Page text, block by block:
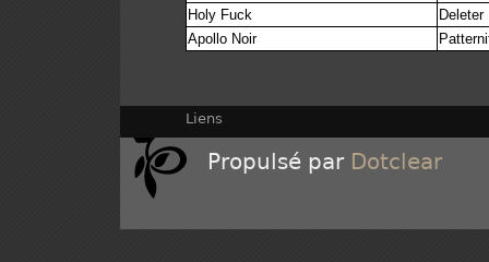
Holy Fuck
Deleter
Apollo Noir
Liens
Propulsé par Dotclear